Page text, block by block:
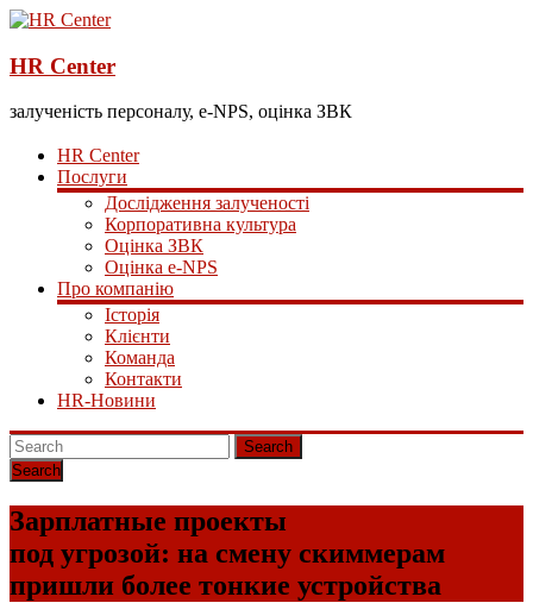
HR Center
залученість персоналу, e-NPS, оцінка ЗВК
HR Center
Послуги
Дослідження залученості
Корпоративна культура
Оцінка ЗВК
Оцінка e-NPS
Про компанію
Історія
Клієнти
Команда
Контакти
HR-Новини
Search
Зарплатные проекты
под угрозой: на смену скиммерам
пришли более тонкие устройства